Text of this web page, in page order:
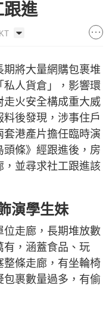
跟進
將大量網購包裹堆
人貨倉」，影響環
火安全構成重大威
後發現，涉事住戶
港產片擔任臨時演
頭條》經跟進後，房
並尋求社工跟進該
演學生妹
走廊，長期堆放數
有，涵蓋食品、玩
整條走廊，有坐輪椅
包裹數量過多，有偷